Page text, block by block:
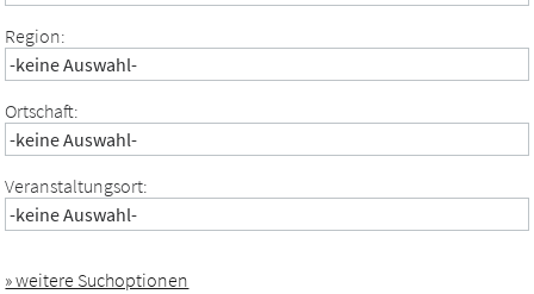
Region:
Ortschaft:
Veranstaltungsort:
» weitere Suchoptionen